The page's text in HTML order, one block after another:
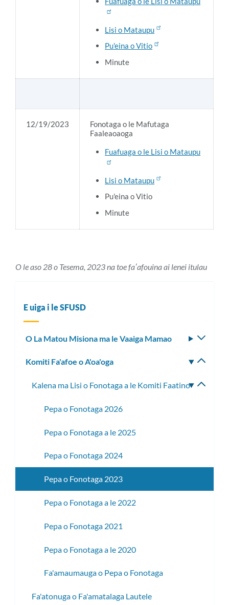
Lisi o Mataupu
Pu'eina o Vitio
Minute
12/19/2023
Fonotaga o le Mafutaga
Faaleaoaoga
Fuafuaga o le Lisi o Mataupu
Lisi o Mataupu
Pu'eina o Vitio
Minute
O le aso 28 o Tesema, 2023 na toe faʻafouina ai lenei itulau
E uiga i le SFUSD
O La Matou Misiona ma le Vaaiga Mamao
Komiti Fa'afoe o A'oa'oga
Kalena ma Lisi o Fonotaga a le Komiti Faatino
Pepa o Fonotaga 2026
Pepa o Fonotaga a le 2025
Pepa o Fonotaga 2024
Pepa o Fonotaga 2023
Pepa o Fonotaga a le 2022
Pepa o Fonotaga 2021
Pepa o Fonotaga a le 2020
Fa'amaumauga o Pepa o Fonotaga
Fa'atonuga o Fa'amatalaga Lautele